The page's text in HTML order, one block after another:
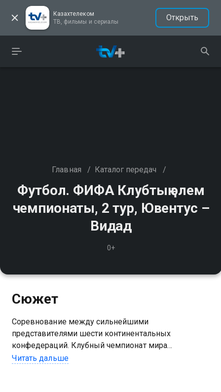
Казахтелеком
ТВ, фильмы и сериалы
Открыть
Главная / Каталог передач /
Футбол. ФИФА Клубтық әлем
чемпионаты, 2 тур, Ювентус –
Видад
0+
Сюжет
Соревнование между сильнейшими
представителями шести континентальных
конфедераций. Клубный чемпионат мира
проводится управляющим органом мирового
Читать дальше